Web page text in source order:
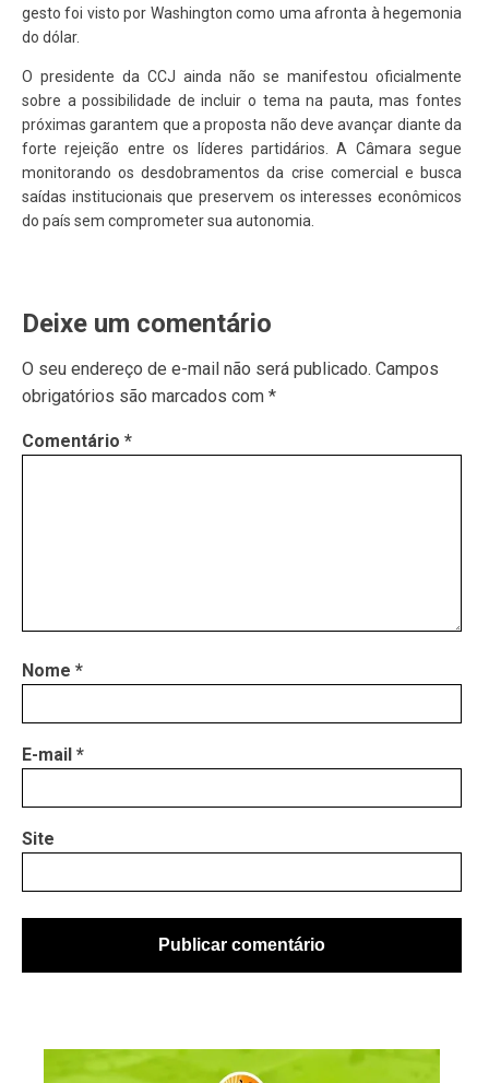
gesto foi visto por Washington como uma afronta à hegemonia
do dólar.
O presidente da CCJ ainda não se manifestou oficialmente
sobre a possibilidade de incluir o tema na pauta, mas fontes
próximas garantem que a proposta não deve avançar diante da
forte rejeição entre os líderes partidários. A Câmara segue
monitorando os desdobramentos da crise comercial e busca
saídas institucionais que preservem os interesses econômicos
do país sem comprometer sua autonomia.
Deixe um comentário
O seu endereço de e-mail não será publicado. Campos
obrigatórios são marcados com *
Comentário *
Nome *
E-mail *
Site